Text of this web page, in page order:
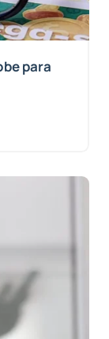
para